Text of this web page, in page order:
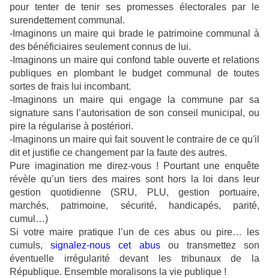
pour tenter de tenir ses promesses électorales par le
surendettement communal.
-Imaginons un maire qui brade le patrimoine communal à
des bénéficiaires seulement connus de lui.
-Imaginons un maire qui confond table ouverte et relations
publiques en plombant le budget communal de toutes
sortes de frais lui incombant.
-Imaginons un maire qui engage la commune par sa
signature sans l’autorisation de son conseil municipal, ou
pire la régularise à postériori.
-Imaginons un maire qui fait souvent le contraire de ce qu'il
dit et justifie ce changement par la faute des autres.
Pure imagination me direz-vous ! Pourtant une enquête
révèle qu’un tiers des maires sont hors la loi dans leur
gestion quotidienne (SRU, PLU, gestion portuaire,
marchés, patrimoine, sécurité, handicapés, parité,
cumul…)
Si votre maire pratique l’un de ces abus ou pire… les
cumuls,signalez-nous cet abusou transmettez son
éventuelle irrégularité devant les tribunaux de la
République. Ensemble moralisons la vie publique !